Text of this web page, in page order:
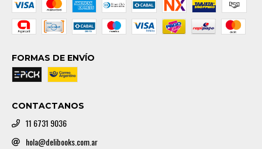
FORMAS DE ENVÍO
CONTACTANOS
11 6731 9036
hola@delibooks.com.ar